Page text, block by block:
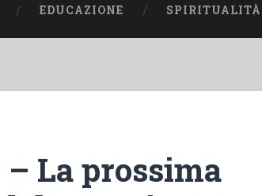
EDUCAZIONE SPIRITUALITÀ
La prossima